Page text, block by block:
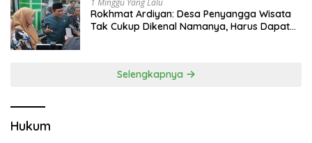
1 Minggu Yang Lalu
Rokhmat Ardiyan: Desa Penyangga Wisata
Tak Cukup Dikenal Namanya, Harus Dapat
Selengkapnya
Hukum